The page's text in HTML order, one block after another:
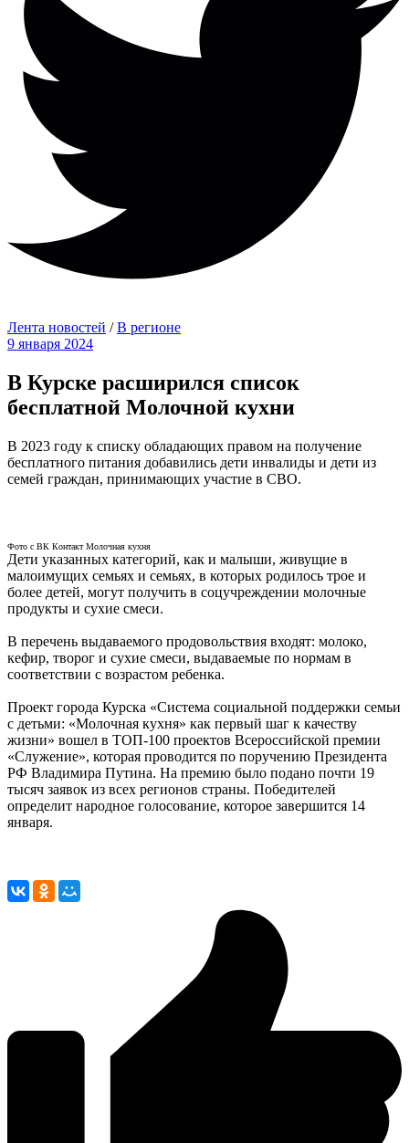
Лента новостей /В регионе
9 января 2024
В Курске расширился список
бесплатной Молочной кухни
В 2023 году к списку обладающих правом на получение
бесплатного питания добавились дети инвалиды и дети из
семей граждан, принимающих участие в СВО.
Фото с ВК Контакт Молочная кухня
Дети указанных категорий, как и малыши, живущие в
малоимущих семьях и семьях, в которых родилось трое и
более детей, могут получить в соцучреждении молочные
продукты и сухие смеси.
В перечень выдаваемого продовольствия входят: молоко,
кефир, творог и сухие смеси, выдаваемые по нормам в
соответствии с возрастом ребенка.
Проект города Курска «Система социальной поддержки семьи
с детьми: «Молочная кухня» как первый шаг к качеству
жизни» вошел в ТОП-100 проектов Всероссийской премии
«Служение», которая проводится по поручению Президента
РФ Владимира Путина. На премию было подано почти 19
тысяч заявок из всех регионов страны. Победителей
определит народное голосование, которое завершится 14
января.